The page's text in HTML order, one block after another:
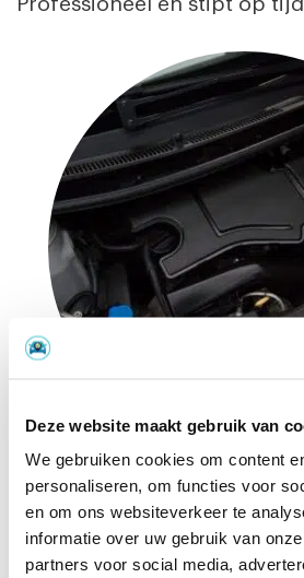
Deze website maakt gebruik van
We gebruiken cookies om content
personaliseren, om functies voor
en om ons websiteverkeer te
informatie over uw gebruik van
partners voor social media,